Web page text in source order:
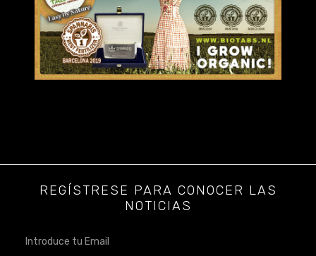
REGÍSTRESE PARA CONOCER LAS
NOTICIAS